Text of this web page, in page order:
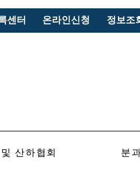
센터 온라인신청 정보조
산하협회 분